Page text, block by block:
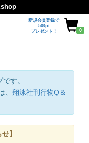
新規会員登録で
500pt
プレゼント！
0
す。
、 翔泳社刊行物Q＆
】